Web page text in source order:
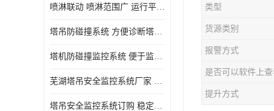
喷淋联动 喷淋范围广 运行平稳 噪音小
塔吊防碰撞系统 方便诊断塔机状态 自动变焦智能化跟踪
塔机防碰撞监控系统 便于监督和管理 主要应用于塔机的实时监控
芜湖塔吊安全监控系统厂家 外观简洁大方 减少盲吊引发的事故
塔吊安全监控系统订购 稳定性高 结构清晰稳定
类型
货源类别
报警方式
是否可以软件上查
提升方式